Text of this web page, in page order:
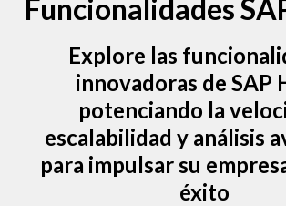
Funcionalidades
Explore las
innovadoras de SAP
potenciando la
escalabilidad y análisis
para impulsar su
éxito